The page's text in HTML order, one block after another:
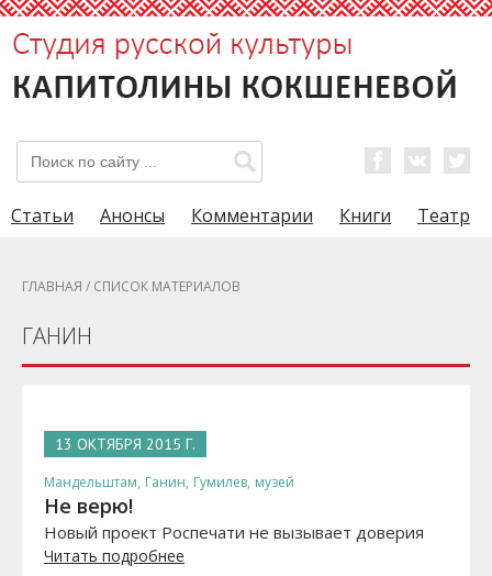
Статьи Анонсы Комментарии Книги Театр
ГЛАВНАЯ / СПИСОК МАТЕРИАЛОВ
ГАНИН
13 ОКТЯБРЯ 2015 Г.
Мандельштам, Ганин, Гумилев, музей
Не верю!
Новый проект Роспечати не вызывает доверия
Читать подробнее